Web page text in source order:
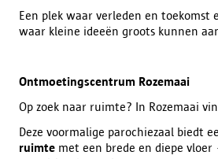
Een plek waar verleden en toekomst
waar kleine ideeën groots kunnen
Ontmoetingscentrum Rozemaai
Op zoek naar ruimte? In Rozemaai
Deze voormalige parochiezaal biedt
ruimte met een brede en diepe